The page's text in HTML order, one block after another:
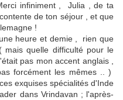
infiniment , Julia , de ta
de ton séjour , et que
!
heure et demie , rien que
quelle difficulté pour le
pas mon accent anglais ,
forcément les mêmes .. )
exquises spécialités d'Inde
dans Vrindavan ; l'après-